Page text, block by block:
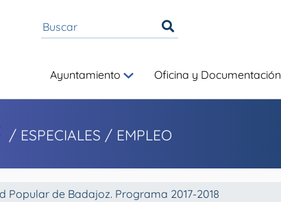
Ayuntamiento Oficina y Documentación
/ ESPECIALES / EMPLEO
Popular de Badajoz. Programa 2017-2018